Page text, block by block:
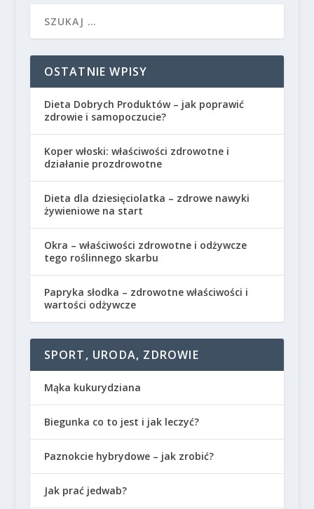
OSTATNIE WPISY
Dieta Dobrych Produktów – jak poprawić
zdrowie i samopoczucie?
Koper włoski: właściwości zdrowotne i
działanie prozdrowotne
Dieta dla dziesięciolatka – zdrowe nawyki
żywieniowe na start
Okra – właściwości zdrowotne i odżywcze
tego roślinnego skarbu
Papryka słodka – zdrowotne właściwości i
wartości odżywcze
SPORT, URODA, ZDROWIE
Mąka kukurydziana
Biegunka co to jest i jak leczyć?
Paznokcie hybrydowe – jak zrobić?
Jak prać jedwab?